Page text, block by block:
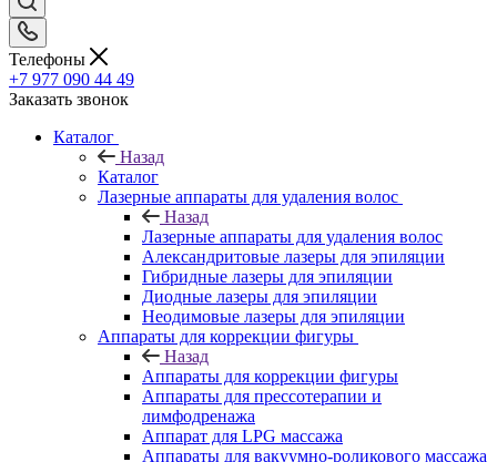
Телефоны
+7 977 090 44 49
Заказать звонок
Каталог
Назад
Каталог
Лазерные аппараты для удаления волос
Назад
Лазерные аппараты для удаления волос
Александритовые лазеры для эпиляции
Гибридные лазеры для эпиляции
Диодные лазеры для эпиляции
Неодимовые лазеры для эпиляции
Аппараты для коррекции фигуры
Назад
Аппараты для коррекции фигуры
Аппараты для прессотерапии и
лимфодренажа
Аппарат для LPG массажа
Аппараты для вакуумно-роликового массажа